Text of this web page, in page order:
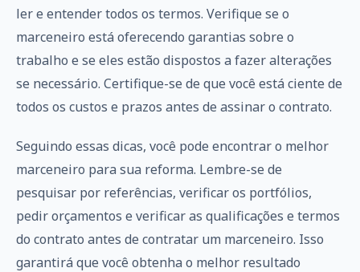
ler e entender todos os termos. Verifique se o
marceneiro está oferecendo garantias sobre o
trabalho e se eles estão dispostos a fazer alterações
se necessário. Certifique-se de que você está ciente de
todos os custos e prazos antes de assinar o contrato.
Seguindo essas dicas, você pode encontrar o melhor
marceneiro para sua reforma. Lembre-se de
pesquisar por referências, verificar os portfólios,
pedir orçamentos e verificar as qualificações e termos
do contrato antes de contratar um marceneiro. Isso
garantirá que você obtenha o melhor resultado